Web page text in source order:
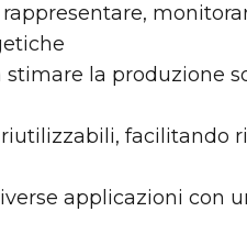
la produzione
facilitando
applicazioni con